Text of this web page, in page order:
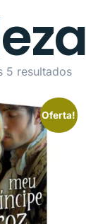
5 resultados
Oferta!